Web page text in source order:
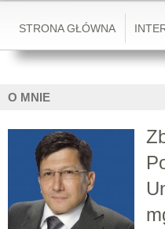
STRONA GŁÓWNA
O MNIE